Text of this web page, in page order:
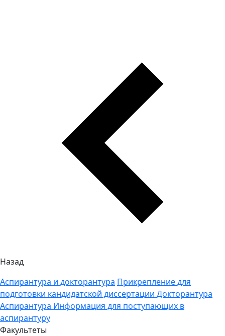
Назад
Аспирантура и докторантура Прикрепление для
подготовки кандидатской диссертации Докторантура
Аспирантура Информация для поступающих в
аспирантуру
Факультеты